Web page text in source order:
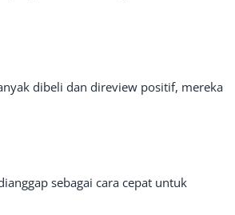
dibeli dan direview positif, mereka
sebagai cara cepat untuk